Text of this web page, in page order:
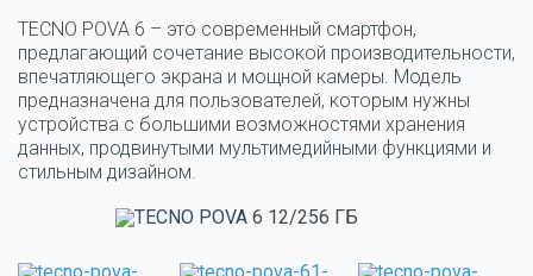
TECNO POVA 6 – это современный смартфон,
предлагающий сочетание высокой производительности,
впечатляющего экрана и мощной камеры. Модель
предназначена для пользователей, которым нужны
устройства с большими возможностями хранения
данных, продвинутыми мультимедийными функциями и
стильным дизайном.